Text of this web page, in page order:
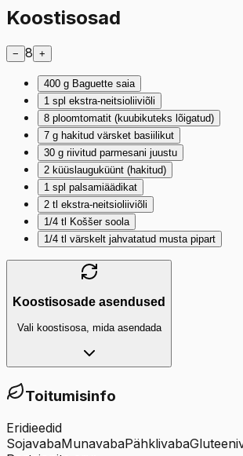
Koostisosad
− 8 +
400 g Baguette saia
1 spl ekstra-neitsioliiviõli
8 ploomtomatit (kuubikuteks lõigatud)
7 g hakitud värsket basiilikut
30 g riivitud parmesani juustu
2 küüslauguküünt (hakitud)
1 spl palsamiäädikat
2 tl ekstra-neitsioliiviõli
1/4 tl Koššer soola
1/4 tl värskelt jahvatatud musta pipart
Koostisosade asendused
Vali koostisosa, mida asendada
Toitumisinfo
Eridieedid
SojavabaMunavabaPähklivaba